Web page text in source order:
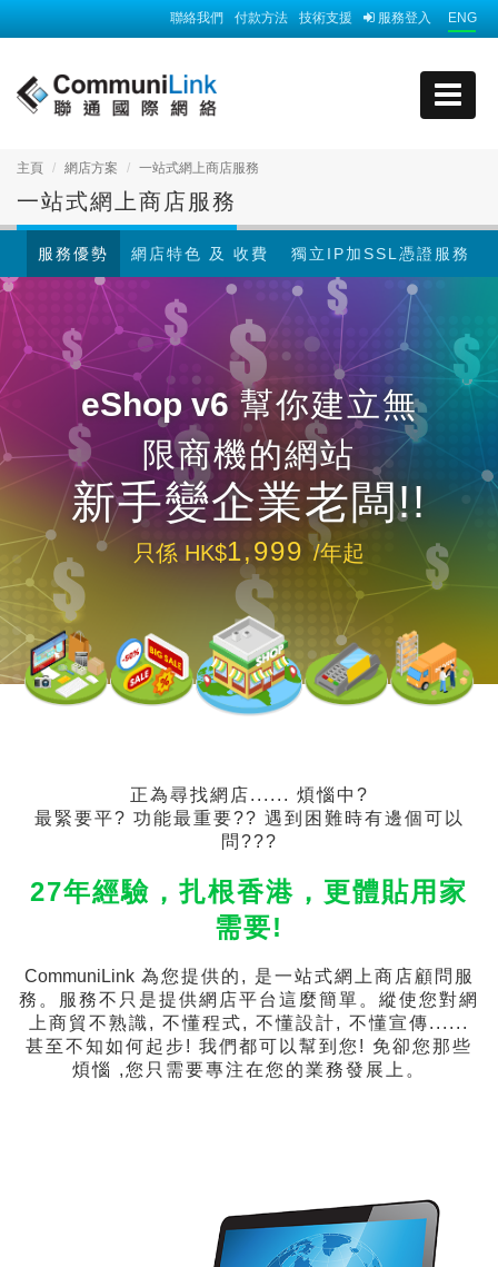
ENG
服務登入
技術支援
付款方法
聯絡我們
主頁 網店方案 一站式網上商店服務
一站式網上商店服務
獨立IP加SSL憑證服務
網店特色 及 收費
服務優勢
eShop v6幫你建立無
限商機的網站
新手變企業老闆!!
只係 HK$1,999 /年起
正為尋找網店...... 煩惱中?
最緊要平? 功能最重要?? 遇到困難時有邊個可以
問???
27年經驗，扎根香港，更體貼用家
需要!
CommuniLink為您提供的, 是一站式網上商店顧問服
務。服務不只是提供網店平台這麼簡單。縱使您對網
上商貿不熟識, 不懂程式, 不懂設計, 不懂宣傳......
甚至不知如何起步! 我們都可以幫到您! 免卻您那些
煩惱 ,您只需要專注在您的業務發展上。